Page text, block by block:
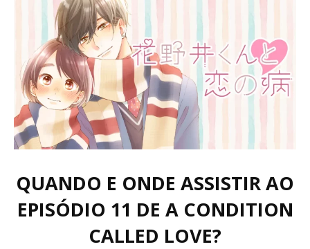
QUANDO E ONDE ASSISTIR AO
EPISÓDIO 11 DE A CONDITION
CALLED LOVE?